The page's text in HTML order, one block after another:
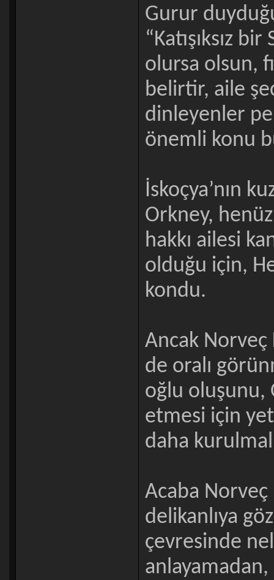
Gurur
“Katışıksız
olursa olsun,
belirtir, aile
dinleyenler
önemli konu
İskoçya’nın
Orkney,
hakkı ailesi
olduğu için,
kondu.
Ancak Norveç
de oralı
oğlu oluşunu,
etmesi için
daha
Acaba Norveç
delikanlıya
çevresinde
anlayamadan,